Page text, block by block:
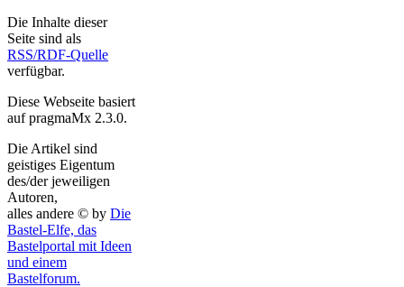
Die Inhalte dieser
Seite sind als
RSS/RDF-Quelle
verfügbar.
Diese Webseite basiert
auf pragmaMx 2.3.0.
Die Artikel sind
geistiges Eigentum
des/der jeweiligen
Autoren,
alles andere © by Die
Bastel-Elfe, das
Bastelportal mit Ideen
und einem
Bastelforum.